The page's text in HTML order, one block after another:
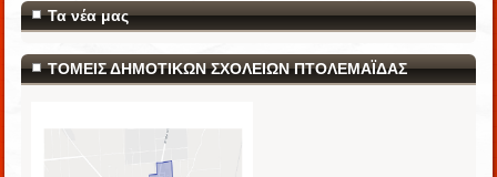
Τα νέα μας
ΤΟΜΕΙΣ ΔΗΜΟΤΙΚΩΝ ΣΧΟΛΕΙΩΝ ΠΤΟΛΕΜΑΪΔΑΣ